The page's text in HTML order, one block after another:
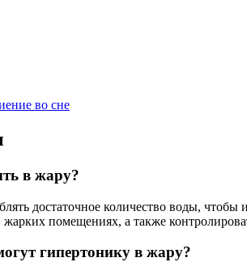
во сне
в жару?
достаточное количество воды, чтобы
помещениях, а также
гипертонику в жару?